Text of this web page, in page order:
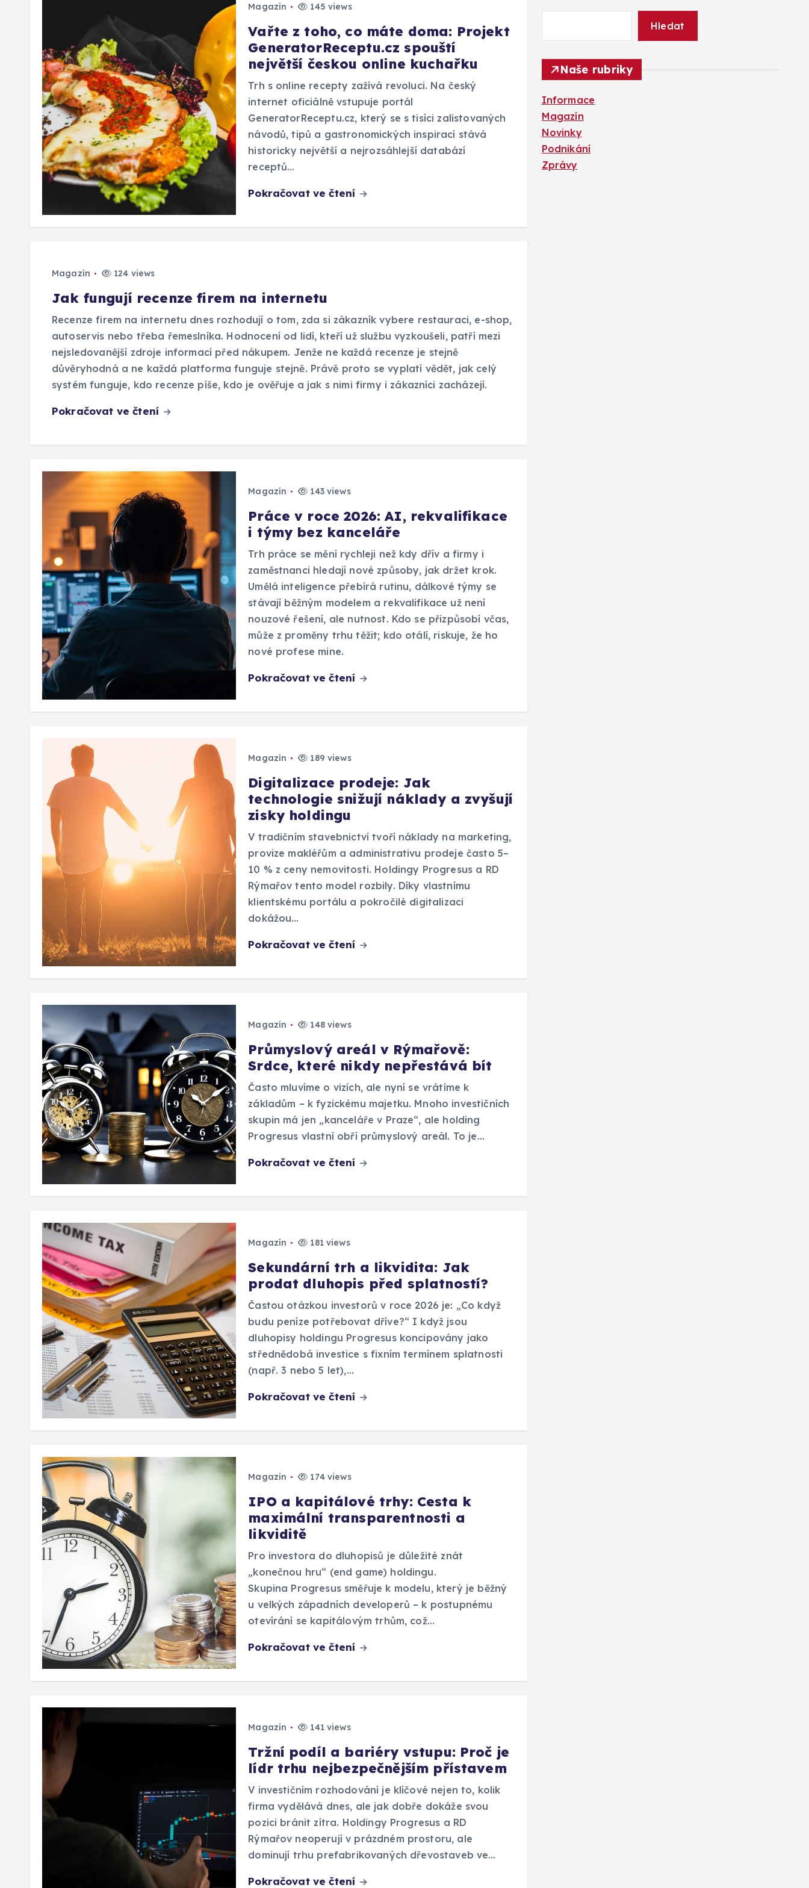
Magazín 145 views
Vařte z toho, co máte doma: Projekt
GeneratorReceptu.cz spouští
největší českou online kuchařku
Trh s online recepty zažívá revoluci. Na český
internet oficiálně vstupuje portál
GeneratorReceptu.cz, který se s tisíci zalistovaných
návodů, tipů a gastronomických inspirací stává
historicky největší a nejrozsáhlejší databází
receptů…
Pokračovat ve čtení
Magazín 124 views
Jak fungují recenze firem na internetu
Recenze firem na internetu dnes rozhodují o tom, zda si zákazník vybere restauraci, e-shop,
autoservis nebo třeba řemeslníka. Hodnocení od lidí, kteří už službu vyzkoušeli, patří mezi
nejsledovanější zdroje informací před nákupem. Jenže ne každá recenze je stejně
důvěryhodná a ne každá platforma funguje stejně. Právě proto se vyplatí vědět, jak celý
systém funguje, kdo recenze píše, kdo je ověřuje a jak s nimi firmy i zákazníci zacházejí.
Pokračovat ve čtení
Magazín 143 views
Práce v roce 2026: AI, rekvalifikace
i týmy bez kanceláře
Trh práce se mění rychleji než kdy dřív a firmy i
zaměstnanci hledají nové způsoby, jak držet krok.
Umělá inteligence přebírá rutinu, dálkové týmy se
stávají běžným modelem a rekvalifikace už není
nouzové řešení, ale nutnost. Kdo se přizpůsobí včas,
může z proměny trhu těžit; kdo otálí, riskuje, že ho
nové profese mine.
Pokračovat ve čtení
Magazín 189 views
Digitalizace prodeje: Jak
technologie snižují náklady a zvyšují
zisky holdingu
V tradičním stavebnictví tvoří náklady na marketing,
provize makléřům a administrativu prodeje často 5–
10 % z ceny nemovitosti. Holdingy Progresus a RD
Rýmařov tento model rozbily. Díky vlastnímu
klientskému portálu a pokročilé digitalizaci
dokážou…
Pokračovat ve čtení
Magazín 148 views
Průmyslový areál v Rýmařově:
Srdce, které nikdy nepřestává bít
Často mluvíme o vizích, ale nyní se vrátíme k
základům – k fyzickému majetku. Mnoho investičních
skupin má jen „kanceláře v Praze“, ale holding
Progresus vlastní obří průmyslový areál. To je…
Pokračovat ve čtení
Magazín 181 views
Sekundární trh a likvidita: Jak
prodat dluhopis před splatností?
Častou otázkou investorů v roce 2026 je: „Co když
budu peníze potřebovat dříve?“ I když jsou
dluhopisy holdingu Progresus koncipovány jako
střednědobá investice s fixním termínem splatnosti
(např. 3 nebo 5 let),…
Pokračovat ve čtení
Magazín 174 views
IPO a kapitálové trhy: Cesta k
maximální transparentnosti a
likviditě
Pro investora do dluhopisů je důležité znát
„konečnou hru“ (end game) holdingu.
Skupina Progresus směřuje k modelu, který je běžný
u velkých západních developerů – k postupnému
otevírání se kapitálovým trhům, což…
Pokračovat ve čtení
Magazín 141 views
Tržní podíl a bariéry vstupu: Proč je
lídr trhu nejbezpečnějším přístavem
V investičním rozhodování je klíčové nejen to, kolik
firma vydělává dnes, ale jak dobře dokáže svou
pozici bránit zítra. Holdingy Progresus a RD
Rýmařov neoperují v prázdném prostoru, ale
dominují trhu prefabrikovaných dřevostaveb ve…
Pokračovat ve čtení
Hledat
Naše rubriky
Informace
Magazín
Novinky
Podnikání
Zprávy